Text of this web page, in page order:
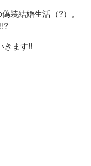
装結婚生活（?）。
きます!!